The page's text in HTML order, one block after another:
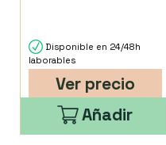
Disponible en 24/48h
laborables
Ver precio
Añadir